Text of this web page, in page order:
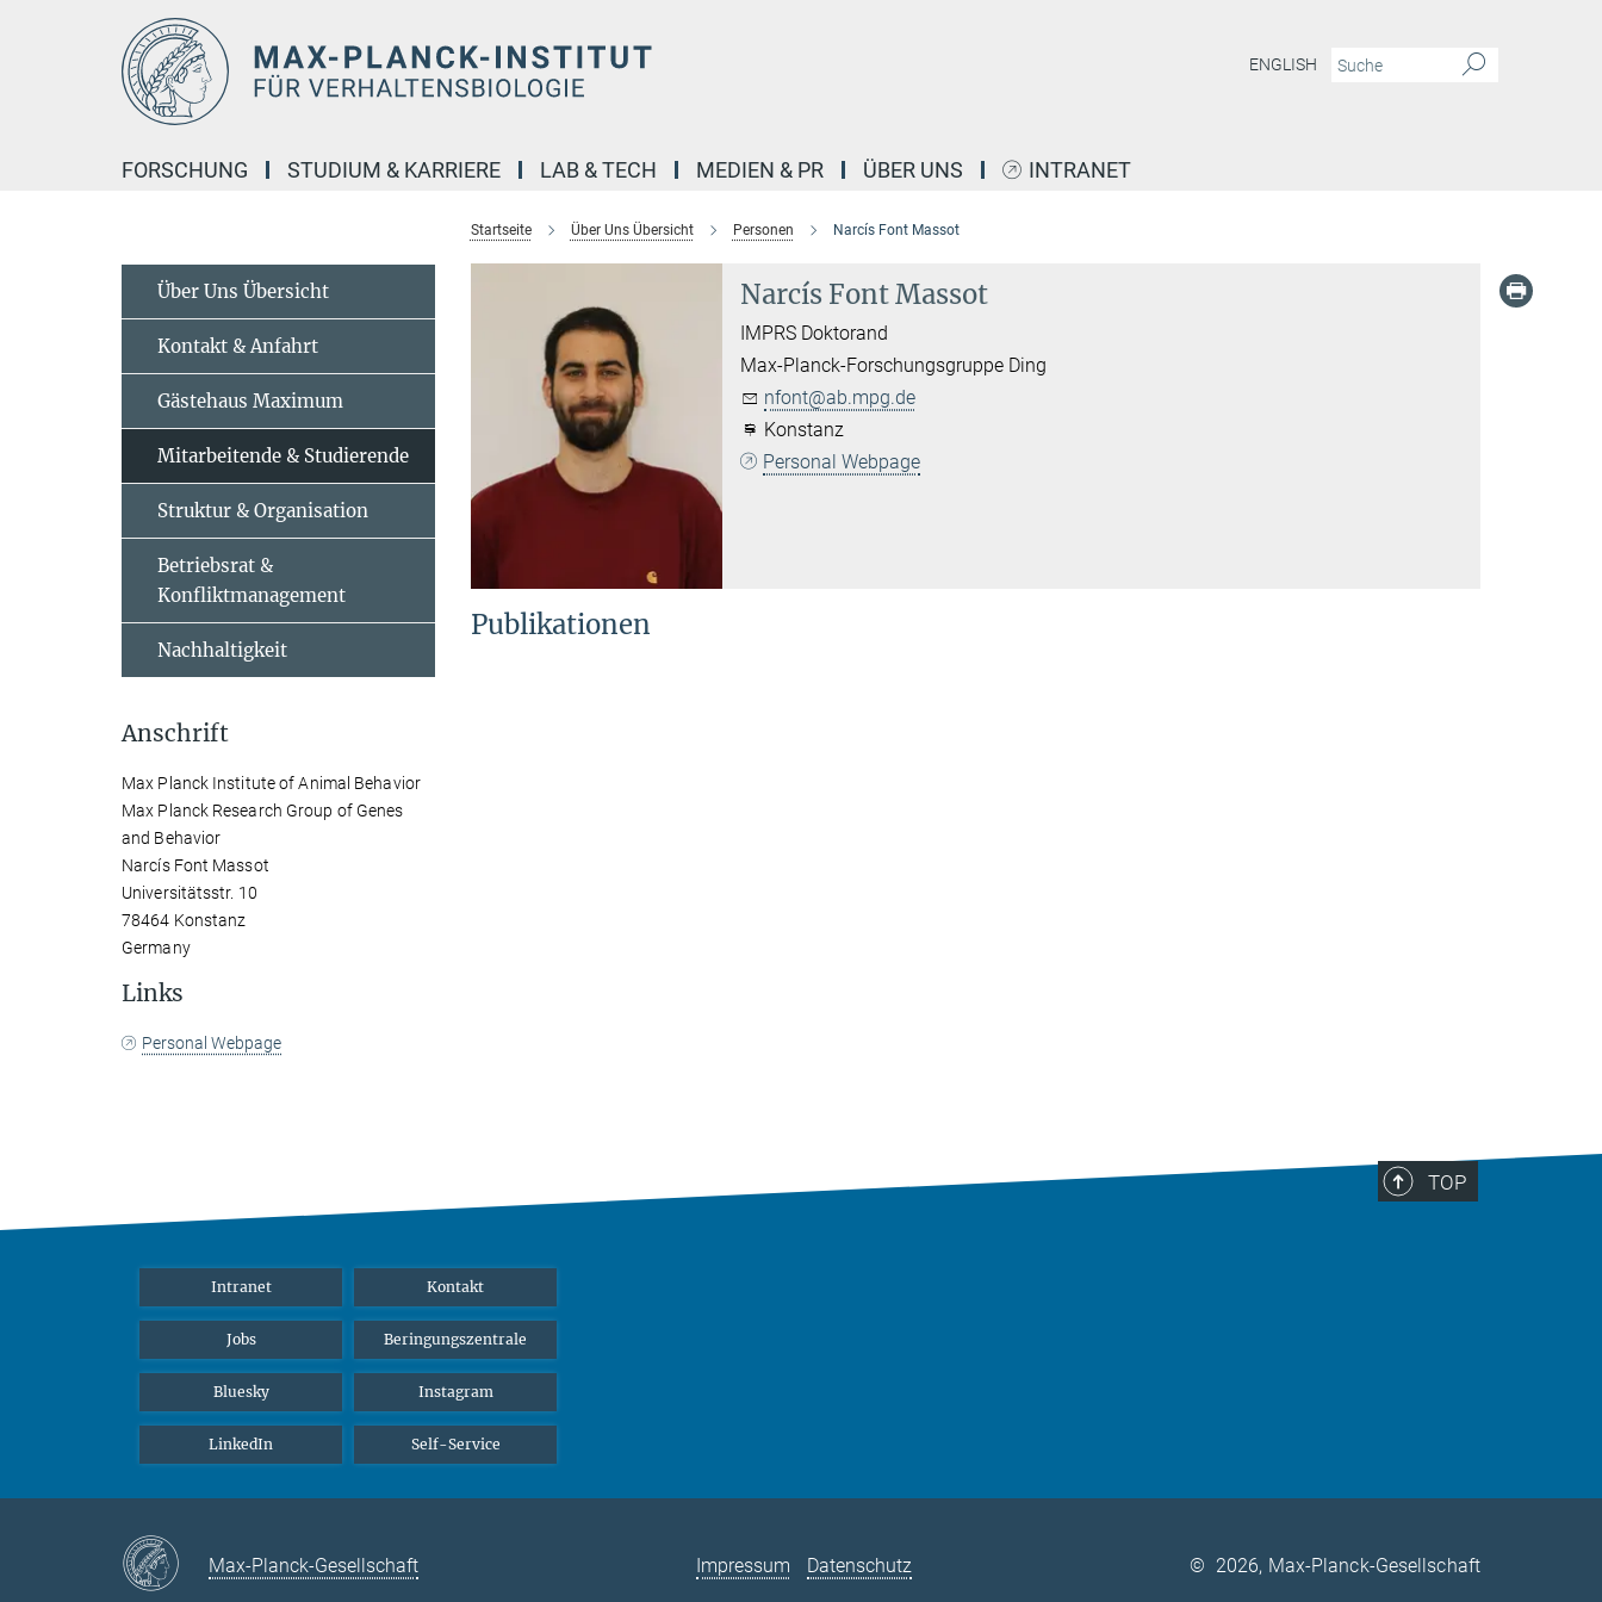
ENGLISH
FORSCHUNG STUDIUM & KARRIERE LAB & TECH MEDIEN & PR ÜBER UNS INTRANET
Startseite Über Uns Übersicht Personen Narcís Font Massot
Narcís Font Massot
IMPRS Doktorand
Max-Planck-Forschungsgruppe Ding
nfont@ab.mpg.de
Konstanz
Personal Webpage
Publikationen
Über Uns Übersicht
Kontakt & Anfahrt
Gästehaus Maximum
Mitarbeitende & Studierende
Struktur & Organisation
Betriebsrat &
Konfliktmanagement
Nachhaltigkeit
Anschrift
Max Planck Institute of Animal Behavior
Max Planck Research Group of Genes
and Behavior
Narcís Font Massot
Universitätsstr. 10
78464 Konstanz
Germany
Links
Personal Webpage
TOP
Intranet Kontakt
Jobs Beringungszentrale
Bluesky Instagram
LinkedIn Self-Service
Max-Planck-Gesellschaft Impressum Datenschutz © 2026, Max-Planck-Gesellschaft